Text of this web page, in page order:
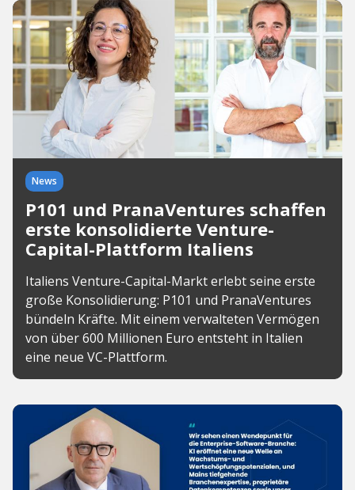
News
P101 und PranaVentures schaffen
erste konsolidierte Venture-
Capital-Plattform Italiens
Italiens Venture-Capital-Markt erlebt seine erste
große Konsolidierung: P101 und PranaVentures
bündeln Kräfte. Mit einem verwalteten Vermögen
von über 600 Millionen Euro entsteht in Italien
eine neue VC-Plattform.